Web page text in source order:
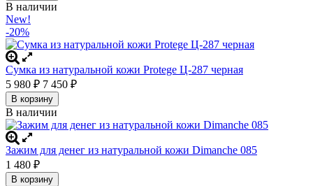
В наличии
New!
-20%
Сумка из натуральной кожи Protege Ц-287 черная
5 980 ₽ 7 450 ₽
В корзину
В наличии
Зажим для денег из натуральной кожи Dimanche 085
1 480 ₽
В корзину